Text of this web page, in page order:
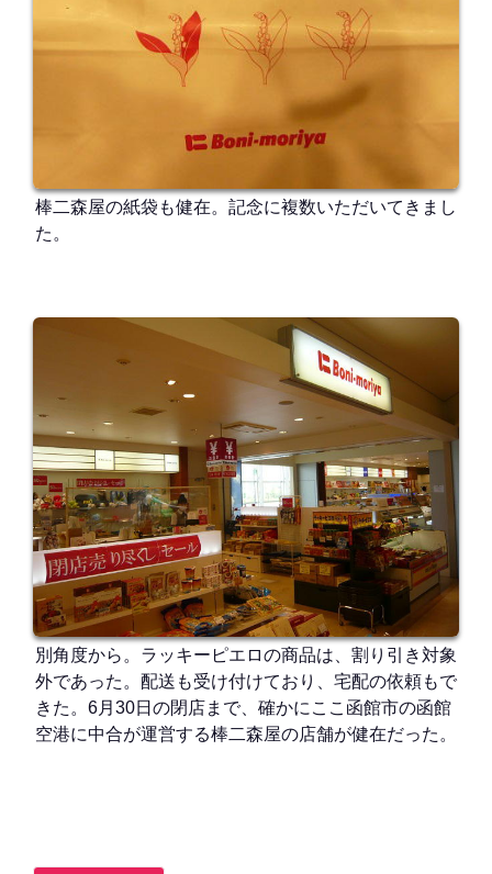
棒二森屋の紙袋も健在。記念に複数いただいてきまし
た。
別角度から。ラッキーピエロの商品は、割り引き対象
外であった。配送も受け付けており、宅配の依頼もで
きた。6月30日の閉店まで、確かにここ函館市の函館
空港に中合が運営する棒二森屋の店舗が健在だった。